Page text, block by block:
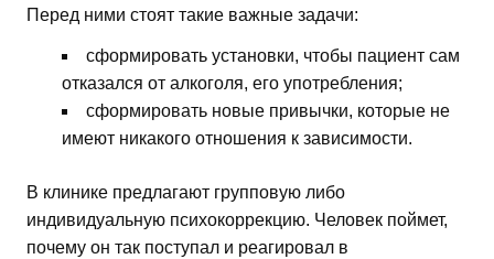
Перед ними стоят такие важные задачи:
сформировать установки, чтобы пациент сам
отказался от алкоголя, его употребления;
сформировать новые привычки, которые не
имеют никакого отношения к зависимости.
В клинике предлагают групповую либо
индивидуальную психокоррекцию. Человек поймет,
почему он так поступал и реагировал в